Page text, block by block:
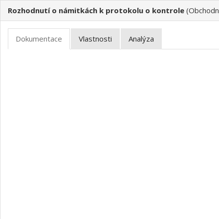
Rozhodnutí o námitkách k protokolu o kontrole (